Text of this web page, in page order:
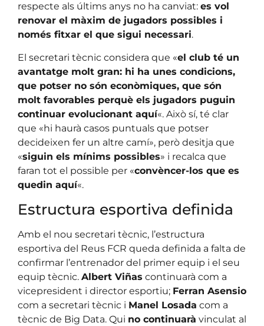
respecte als últims anys no ha canviat: es vol
renovar el màxim de jugadors possibles i
només fitxar el que sigui necessari.
El secretari tècnic considera que «el club té un
avantatge molt gran: hi ha unes condicions,
que potser no són econòmiques, que són
molt favorables perquè els jugadors puguin
continuar evolucionant aquí«. Això sí, té clar
que «hi haurà casos puntuals que potser
decideixen fer un altre camí», però desitja que
«siguin els mínims possibles» i recalca que
faran tot el possible per «convèncer-los que es
quedin aquí«.
Estructura esportiva definida
Amb el nou secretari tècnic, l’estructura
esportiva del Reus FCR queda definida a falta de
confirmar l’entrenador del primer equip i el seu
equip tècnic. Albert Viñas continuarà com a
vicepresident i director esportiu; Ferran Asensio
com a secretari tècnic i Manel Losada com a
tècnic de Big Data. Qui no continuarà vinculat al